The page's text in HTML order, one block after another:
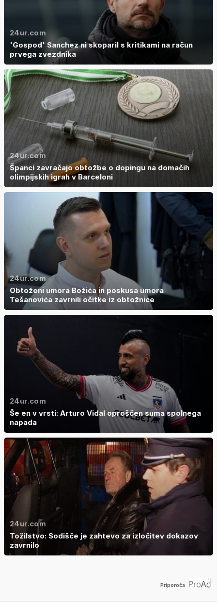
24ur.com
'Gospod' Sanchez ni skoparil s kritikami na račun
prvega zvezdnika
24ur.com
Španci zavračajo obtožbe o dopingu na domačih
olimpijskih igrah v Barceloni
24ur.com
Obtoženi umora Božića in poskusa umora
Tešanovića zavrnili očitke iz obtožnice
24ur.com
Še en v vrsti: Arturo Vidal oproščen suma spolnega
napada
24ur.com
Tožilstvo: Sodišče je zahtevo za izločitev dokazov
zavrnilo
Priporoča